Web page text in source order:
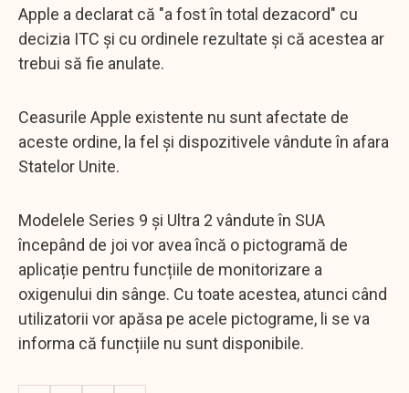
Apple a declarat că "a fost în total dezacord" cu
decizia ITC și cu ordinele rezultate și că acestea ar
trebui să fie anulate.
Ceasurile Apple existente nu sunt afectate de
aceste ordine, la fel și dispozitivele vândute în afara
Statelor Unite.
Modelele Series 9 și Ultra 2 vândute în SUA
începând de joi vor avea încă o pictogramă de
aplicație pentru funcțiile de monitorizare a
oxigenului din sânge. Cu toate acestea, atunci când
utilizatorii vor apăsa pe acele pictograme, li se va
informa că funcțiile nu sunt disponibile.